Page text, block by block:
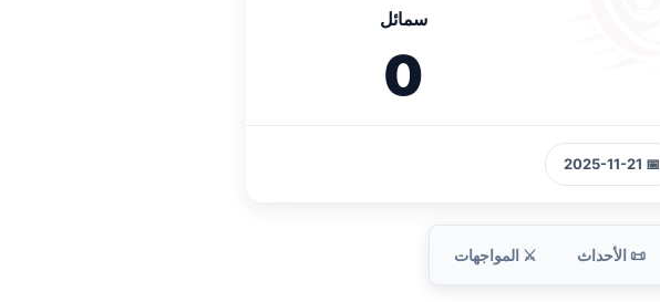
سمائل
0
📅 2025-11-21
📜 الأحداث ⚔️ المواجهات